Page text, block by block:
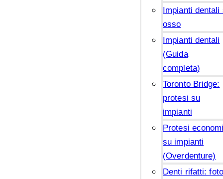
Impianti dentali
osso
Impianti dentali
(Guida
completa)
Toronto Bridge:
protesi su
impianti
Protesi
su impianti
(Overdenture)
Denti rifatti: foto